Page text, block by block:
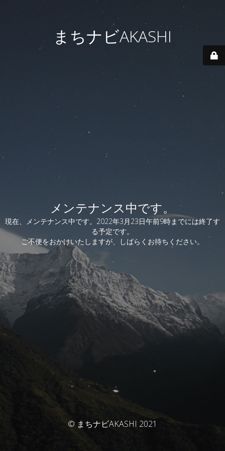
まちナビAKASHI
メンテナンス中です。
現在、メンテナンス中です。2022年3月23日午前9時までには終了す
る予定です。
ご不便をおかけいたしますが、しばらくお待ちください。
© まちナビAKASHI 2021